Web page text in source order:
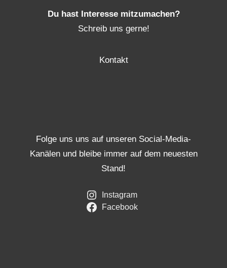
Du hast Interesse mitzumachen?
Schreib uns gerne!
Kontakt
Folge uns uns auf unseren Social-Media-
Kanälen und bleibe immer auf dem neuesten
Stand!
Instagram
Facebook